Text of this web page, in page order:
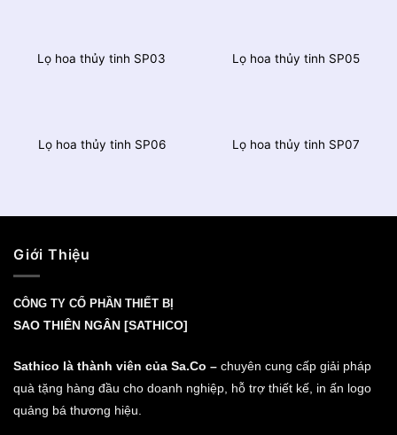
Lọ hoa thủy tinh SP03 Lọ hoa thủy tinh SP05
Lọ hoa thủy tinh SP06 Lọ hoa thủy tinh SP07
Giới Thiệu
CÔNG TY CỔ PHẦN THIẾT BỊ
SAO THIÊN NGÂN [SATHICO]
Sathico là thành viên của Sa.Co – chuyên cung cấp giải pháp
quà tặng hàng đầu cho doanh nghiệp, hỗ trợ thiết kế, in ấn logo
quảng bá thương hiệu.